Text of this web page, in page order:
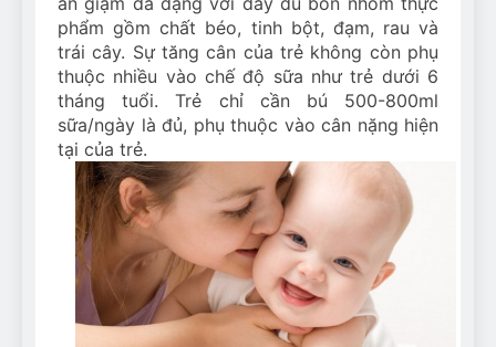
phẩm gồm chất béo, tinh bột, đạm, rau và
trái cây. Sự tăng cân của trẻ không còn phụ
thuộc nhiều vào chế độ sữa như trẻ dưới 6
tháng tuổi. Trẻ chỉ cần bú 500-800ml
sữa/ngày là đủ, phụ thuộc vào cân nặng hiện
tại của trẻ.